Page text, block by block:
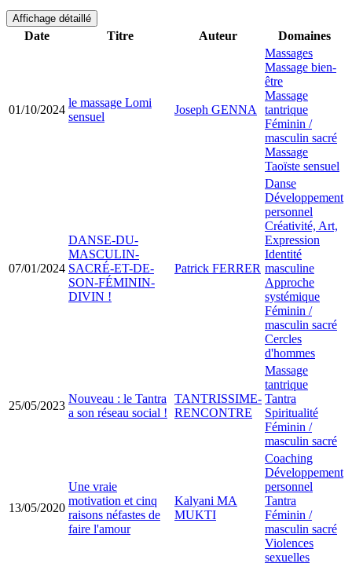
Affichage détaillé
Date Titre Auteur Domaines
01/10/2024
le massage Lomi
sensuel
Joseph GENNA
Massages
Massage bien-
être
Massage
tantrique
Féminin /
masculin sacré
Massage
Taoïste sensuel
07/01/2024
DANSE-DU-
MASCULIN-
SACRÉ-ET-DE-
SON-FÉMININ-
DIVIN !
Patrick FERRER
Danse
Développement
personnel
Créativité, Art,
Expression
Identité
masculine
Approche
systémique
Féminin /
masculin sacré
Cercles
d'hommes
25/05/2023
Nouveau : le Tantra
a son réseau social !
TANTRISSIME-
RENCONTRE
Massage
tantrique
Tantra
Spiritualité
Féminin /
masculin sacré
13/05/2020
Une vraie
motivation et cinq
raisons néfastes de
faire l'amour
Kalyani MA
MUKTI
Coaching
Développement
personnel
Tantra
Féminin /
masculin sacré
Violences
sexuelles